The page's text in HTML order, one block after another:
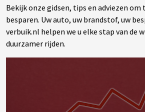
Bekijk onze gidsen, tips en adviezen
besparen. Uw auto, uw brandstof, uw
verbuik.nl helpen we u elke stap van de
duurzamer rijden.